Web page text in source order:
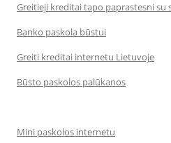
Greitieji kreditai tapo paprastesni su
Banko paskola būstui
Greiti kreditai internetu Lietuvoje
Būsto paskolos palūkanos
Mini paskolos internetu